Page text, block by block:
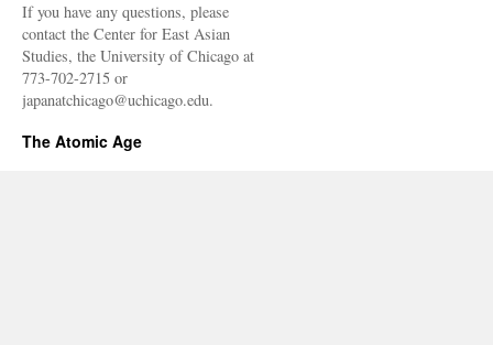
If you have any questions, please
contact the Center for East Asian
Studies, the University of Chicago at
773-702-2715 or
japanatchicago@uchicago.edu.
The Atomic Age